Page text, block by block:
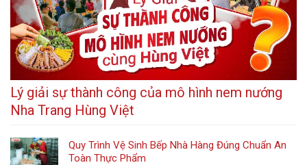
Lý giải sự thành công của mô hình nem nướng
Nha Trang Hùng Việt
Quy Trình Vệ Sinh Bếp Nhà Hàng Đúng Chuẩn An
Toàn Thực Phẩm